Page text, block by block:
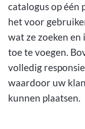
catalogus op één
het voor
wat ze zoeken
toe te voegen.
volledig
waardoor uw
kunnen plaatsen.